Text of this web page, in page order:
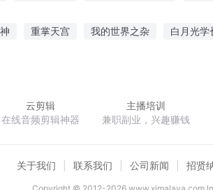
重掌天宫 我的世界之杂 白月光学
云剪辑
在线音频剪辑神器
主播培训
兼职副业，兴趣赚钱
关于我们 联系我们 公司新闻 招贤